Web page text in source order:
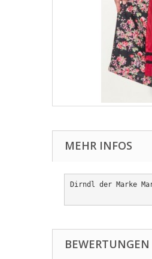
MEHR INFOS
Dirndl der Marke
BEWERTUNGEN